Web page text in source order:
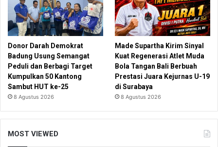
Donor Darah Demokrat
Badung Usung Semangat
Peduli dan Berbagi Target
Kumpulkan 50 Kantong
Sambut HUT ke-25
8 Agustus 2026
Made Supartha Kirim Sinyal
Kuat Regenerasi Atlet Muda
Bola Tangan Bali Berbuah
Prestasi Juara Kejurnas U-19
di Surabaya
8 Agustus 2026
MOST VIEWED